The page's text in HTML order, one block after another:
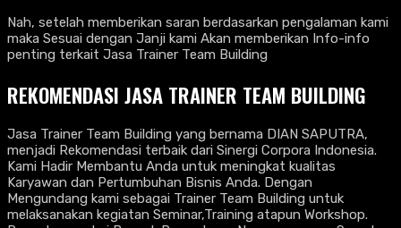
Nah, setelah memberikan saran berdasarkan pengalaman kami
maka Sesuai dengan Janji kami Akan memberikan Info-info
penting terkait Jasa Trainer Team Building
REKOMENDASI JASA TRAINER TEAM BUILDING
Jasa Trainer Team Building yang bernama DIAN SAPUTRA,
menjadi Rekomendasi terbaik dari Sinergi Corpora Indonesia.
Kami Hadir Membantu Anda untuk meningkat kualitas
Karyawan dan Pertumbuhan Bisnis Anda. Dengan
Mengundang kami sebagai Trainer Team Building untuk
melaksanakan kegiatan Seminar,Training atapun Workshop.